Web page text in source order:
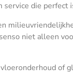
die perfect
niet alleen
of